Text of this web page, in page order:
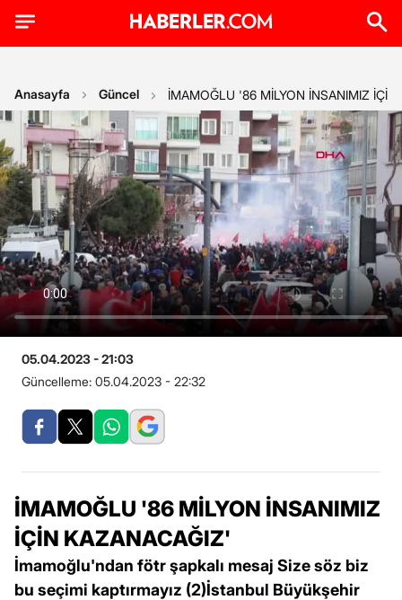
Anasayfa Güncel İMAMOĞLU '86 MİLYON İNSANIMIZ
05.04.2023 - 21:03
Güncelleme: 05.04.2023 - 22:32
İMAMOĞLU '86 MİLYON İNSANIMIZ
İÇİN KAZANACAĞIZ'
İmamoğlu'ndan fötr şapkalı mesaj Size söz biz
bu seçimi kaptırmayız (2)İstanbul Büyükşehir